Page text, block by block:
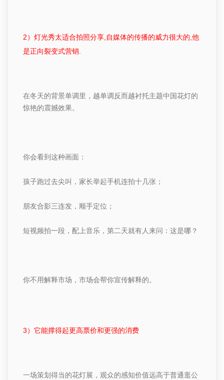
2） 灯光秀太适合拍照分享 自媒体的传播的威力很大的 他
是正向裂变式营销
在冬天的背景单调里，越单调反而越衬托主题中国花灯的
惊艳的震撼效果。
你会看到这种画面：
孩子跑过去尖叫，家长举起手机连拍十几张；
朋友合影三连发，顺手定位；
短视频拍一段，配上音乐，第二天就有人来问：这是哪？
你不用解释市场，市场会帮你宣传解释的。
3）它能撑得起更高票价和更强的消费
一场策划得当的花灯展，观众的感知价值远高于普通逛公